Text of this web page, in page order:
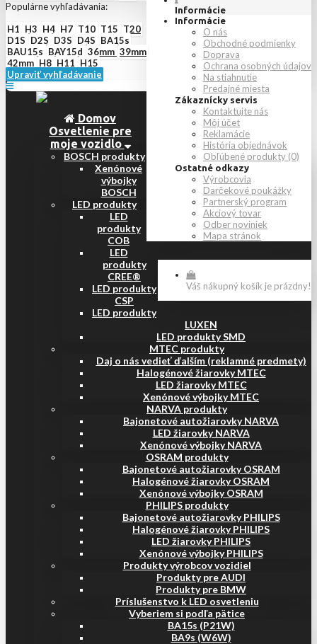
Informácie
Informácie
O nás
Obchodné podmienky
Doprava
Ochrana osobných údajov
Na stiahnutie
Predajné miesta
Zákaznícky servis
Kontaktujte nás
Môj účet
Reklamácie
História objednávok
Obľúbené produkty (0)
Ostatné odkazy
Výrobcovia
Darčekové poukážky
Partnerský program
Akciový tovar
Odber noviniek
Mapa stránok
Váš nákupný košík je prázdny!
Populárne vyhľadávania:
H1 H3 H4 H7 T10 T15 T20
D1S D2S D3S D4S BA15s
BAU15s BAY15d 36mm 39mm
42mm H8 H11 H15
Upraviť vyhľadávanie
Domov
Osvetlenie pre
moje vozidlo
BOSCH produkty
Xenónové
výbojky
BOSCH
LED produkty
LED
produkty
COB
LED
produkty
CREE®
LED produkty
CSP
LED produkty
LUXEN
LED produkty SMD
MTEC produkty
Daj o nás vedieť ďalším (reklamné predmety)
Halogénové žiarovky MTEC
LED žiarovky MTEC
Xenónové výbojky MTEC
NARVA produkty
Bajonetové autožiarovky NARVA
LED žiarovky NARVA
Xenónové výbojky NARVA
OSRAM produkty
Bajonetové autožiarovky OSRAM
Halogénové žiarovky OSRAM
Xenónové výbojky OSRAM
PHILIPS produkty
Bajonetové autožiarovky PHILIPS
Halogénové žiarovky PHILIPS
LED žiarovky PHILIPS
Xenónové výbojky PHILIPS
Produkty výrobcov vozidiel
Produkty pre AUDI
Produkty pre BMW
Príslušenstvo k LED osvetleniu
Vyberiem si podľa pätice
BA15s (P21W)
BA9s (W6W)